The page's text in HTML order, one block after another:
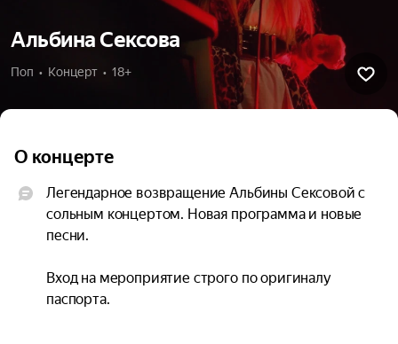
Альбина Сексова
Поп  •  Концерт  •  18+
О концерте
Легендарное возвращение Альбины Сексовой с
сольным концертом. Новая программа и новые
песни.
Вход на мероприятие строго по оригиналу
паспорта.